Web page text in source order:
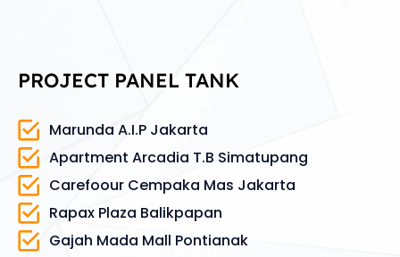
PROJECT PANEL TANK
Marunda A.I.P Jakarta
Apartment Arcadia T.B Simatupang
Carefoour Cempaka Mas Jakarta
Rapax Plaza Balikpapan
Gajah Mada Mall Pontianak